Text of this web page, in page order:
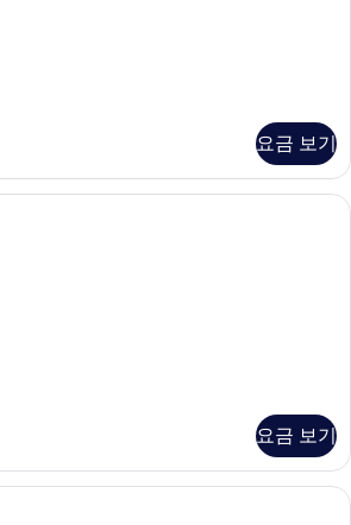
요금 보기
디럭스 | 객실 내 금고, 암막 커튼, 방음
요금 보기
프리미엄 디럭스 | 객실 내 금고, 암막